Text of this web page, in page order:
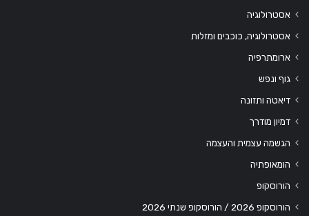
אסטרולוגיה
אסטרולוגיה, כוכבים ומזלות
ארומתרפיה
גוף ונפש
דיאטה ותזונה
דמיון מודרך
הגשמה עצמית והעצמה
הומאופתיה
הורוסקופ
הורוסקופ 2026 / הורוסקופ שנתי 2026